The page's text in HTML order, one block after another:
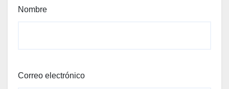
Nombre
Correo electrónico